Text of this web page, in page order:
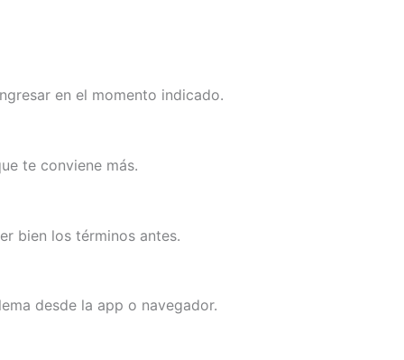
en el momento indicado.
te conviene más.
bien los términos antes.
desde la app o navegador.